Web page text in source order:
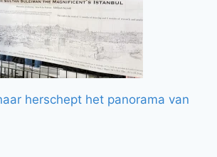
herschept het panorama van